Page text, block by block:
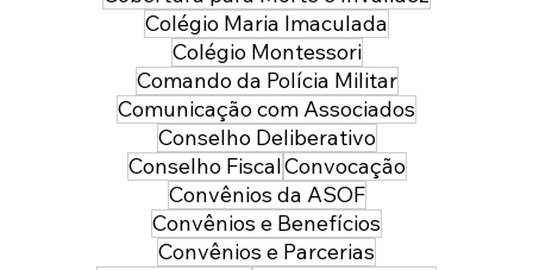
Colégio Maria Imaculada
Colégio Montessori
Comando da Polícia Militar
Comunicação com Associados
Conselho Deliberativo
Conselho FiscalConvocação
Convênios da ASOF
Convênios e Benefícios
Convênios e Parcerias